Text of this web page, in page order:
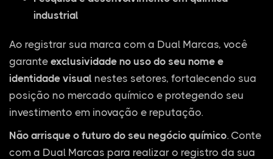
industrial
Ao registrar sua marca com a Dual Marcas, você
garante exclusividade no uso do seu nome e
identidade visual nestes setores, fortalecendo sua
posição no mercado químico e protegendo seu
investimento em inovação e reputação.
Não arrisque o futuro do seu negócio químico. Conte
com a Dual Marcas para realizar o registro da sua